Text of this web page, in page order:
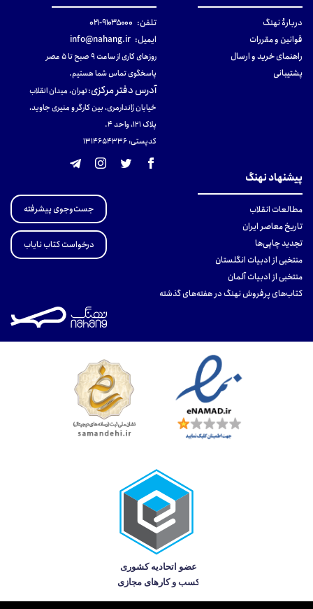
دربارهٔ نهنگ
قوانین و مقررات
راهنمای خرید و ارسال
پشتیبانی
تلفن: ۹۱۰۳۵۰۰۰-۰۲۱
ایمیل: info@nahang.ir
روزهای کاری از ساعت ۹ صبح تا ۵ عصر
پاسخگوی تماس شما هستیم.
آدرس دفتر مرکزی:تهران، میدان انقلاب
خیابان ژاندارمری، بین کارگر و منیری جاوید،
پلاک 121، واحد ۴.
کدپستی: 131465433۶
پیشنهاد نهنگ
مطالعات انقلاب
تاریخ معاصر ایران
تجدید چاپی‌ها
منتخبی از ادبیات انگلستان
منتخبی از ادبیات آلمان
کتاب‌های پرفروش نهنگ در هفته‌های گذشته
جست‌وجوی پیشرفته
درخواست کتاب نایاب